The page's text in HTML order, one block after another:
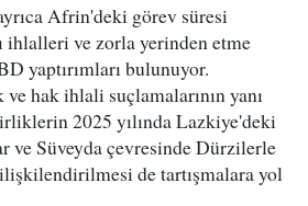
Afrin'deki görev süresi
ihlalleri ve zorla yerinden etme
yaptırımları bulunuyor.
hak ihlali suçlamalarının yanı
2025 yılında Lazkiye'deki
ve Süveyda çevresinde Dürzilerle
de tartışmalara yol